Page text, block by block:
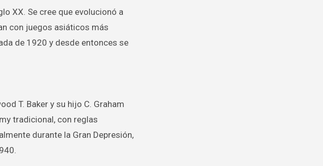
XX. Se cree que evolucionó a
con juegos asiáticos más
de 1920 y desde entonces se
T. Baker y su hijo C. Graham
tradicional, con reglas
durante la Gran Depresión,